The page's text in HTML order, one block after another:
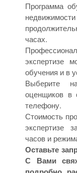
Программа
часах.
экспертизе
обучения и в
Выберите
оценщиков в
телефону.
Стоимость
экспертизе
часов и
Оставьте
С Вами